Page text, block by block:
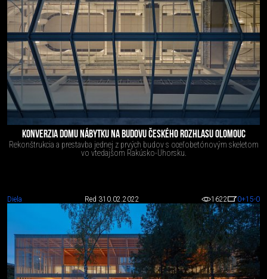
KONVERZIA DOMU NÁBYTKU NA BUDOVU ČESKÉHO ROZHLASU OLOMOUC
Rekonštrukcia a prestavba jednej z prvých budov s oceľobetónovým skeletom
vo vtedajšom Rakúsko-Uhorsku.
Diela Red 310.02.2022 1622 0+15-0